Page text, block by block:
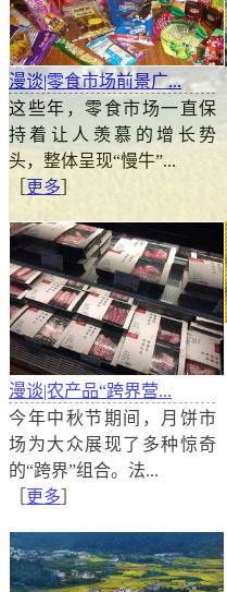
漫谈|多部门部署完善
驾护航？
保险是经济社会风险
是公共性风险防范机
求。比如，2018年台
漫谈|零食市场前景广...
这些年，零食市场一直保
持着让人羡慕的增长势
头，整体呈现“慢牛”...
［ 更多］
漫谈|农产品“跨界营...
今年中秋节期间，月饼市
场为大众展现了多种惊奇
的“跨界”组合。法...
更多